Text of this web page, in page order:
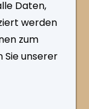
Daten,
werden
zum
unserer